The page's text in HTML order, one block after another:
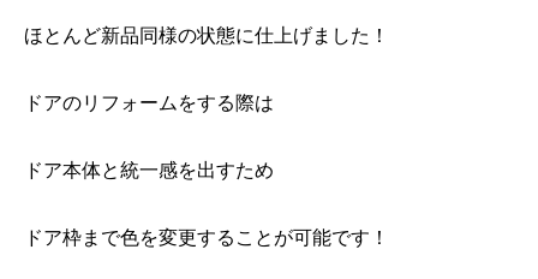
ほとんど新品同様の状態に仕上げました！
ドアのリフォームをする際は
ドア本体と統一感を出すため
ドア枠まで色を変更することが可能です！